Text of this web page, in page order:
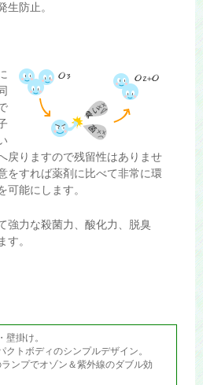
生防止。
戻りますので残留性はありませ
をすれば薬剤に比べて非常に環
可能にします。
強力な殺菌力、酸化力、脱臭
す。
壁掛け。
クトボディのシンプルデザイン。
ランプでオゾン＆紫外線のダブル効